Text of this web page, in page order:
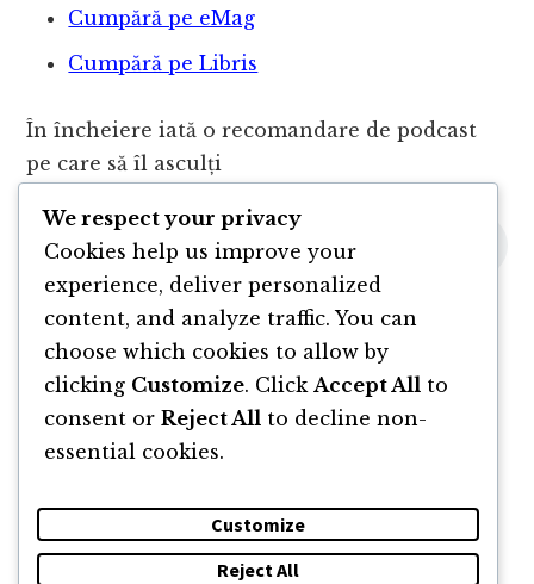
Cumpără pe eMag
Cumpără pe Libris
În încheiere iată o recomandare de podcast
pe care să îl asculți
We respect your privacy
Cookies help us improve your
experience, deliver personalized
content, and analyze traffic. You can
choose which cookies to allow by
clicking Customize. Click Accept All to
consent or Reject All to decline non-
essential cookies.
Customize
Reject All